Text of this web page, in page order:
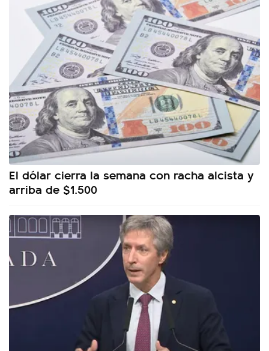
El dólar cierra la semana con racha alcista y
arriba de $1.500